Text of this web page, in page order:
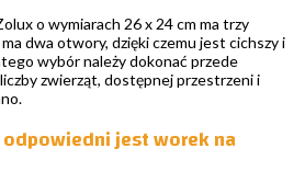
o wymiarach 26 x 24 cm ma trzy
dwa otwory, dzięki czemu jest cichszy i
wybór należy dokonać przede
zwierząt, dostępnej przestrzeni i
jest worek na